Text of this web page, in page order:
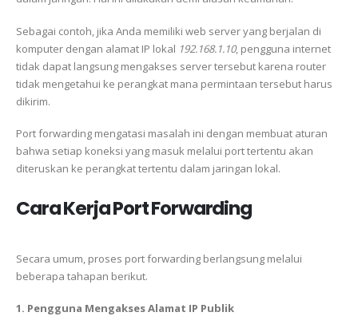
Sebagai contoh, jika Anda memiliki web server yang berjalan di
komputer dengan alamat IP lokal 192.168.1.10, pengguna internet
tidak dapat langsung mengakses server tersebut karena router
tidak mengetahui ke perangkat mana permintaan tersebut harus
dikirim.
Port forwarding mengatasi masalah ini dengan membuat aturan
bahwa setiap koneksi yang masuk melalui port tertentu akan
diteruskan ke perangkat tertentu dalam jaringan lokal.
Cara Kerja Port Forwarding
Secara umum, proses port forwarding berlangsung melalui
beberapa tahapan berikut.
1. Pengguna Mengakses Alamat IP Publik